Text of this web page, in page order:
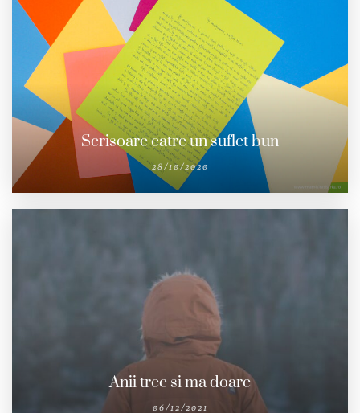
Scrisoare catre un suflet bun
28/10/2020
Anii trec si ma doare
06/12/2021